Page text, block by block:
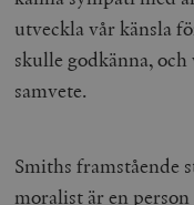
utveckla vår känsla
skulle godkänna,
samvete.
Smiths framstående
moralist är en